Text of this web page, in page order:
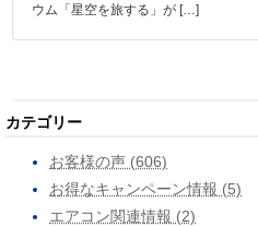
ウム「星空を旅する」が […]
カテゴリー
お客様の声 (606)
お得なキャンペーン情報 (5)
エアコン関連情報 (2)